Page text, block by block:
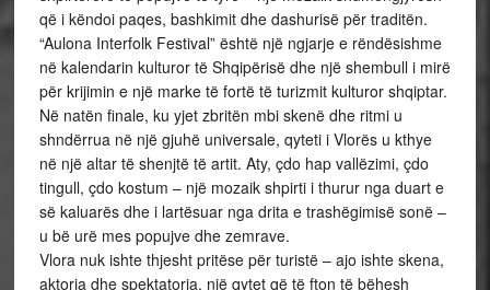
që i këndoi paqes, bashkimit dhe dashurisë për traditën.
“Aulona Interfolk Festival” është një ngjarje e rëndësishme
në kalendarin kulturor të Shqipërisë dhe një shembull i mirë
për krijimin e një marke të fortë të turizmit kulturor shqiptar.
Në natën finale, ku yjet zbritën mbi skenë dhe ritmi u
shndërrua në një gjuhë universale, qyteti i Vlorës u kthye
në një altar të shenjtë të artit. Aty, çdo hap vallëzimi, çdo
tingull, çdo kostum – një mozaik shpirti i thurur nga duart e
së kaluarës dhe i lartësuar nga drita e trashëgimisë sonë –
u bë urë mes popujve dhe zemrave.
Vlora nuk ishte thjesht pritëse për turistë – ajo ishte skena,
aktorja dhe spektatorja, një qytet që të fton të bëhesh